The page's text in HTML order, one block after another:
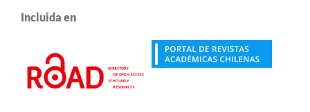
Incluida en